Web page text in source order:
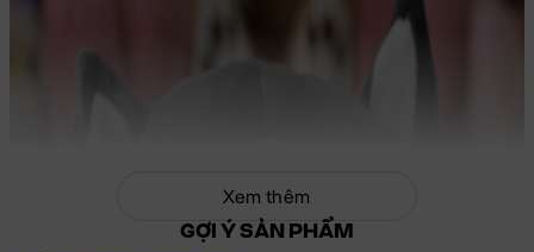
Xem thêm
GỢI Ý SẢN PHẨM